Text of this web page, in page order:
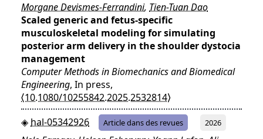
Morgane Devismes-Ferrandini, Tien-Tuan Dao
Scaled generic and fetus-specific
musculoskeletal modeling for simulating
posterior arm delivery in the shoulder dystocia
management
Computer Methods in Biomechanics and Biomedical
Engineering, In press,
⟨10.1080/10255842.2025.2532814⟩
hal-05342926
Article dans des revues 2026